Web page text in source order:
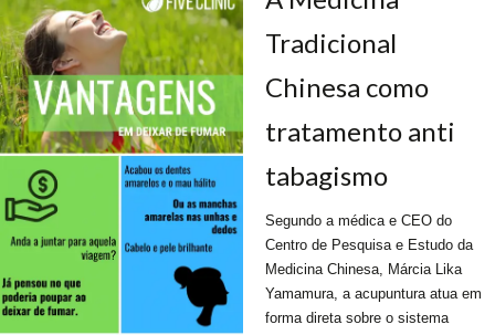
Tradicional
Chinesa como
tratamento anti
tabagismo
Segundo a médica e CEO do
Centro de Pesquisa e Estudo da
Medicina Chinesa, Márcia Lika
Yamamura, a acupuntura atua em
forma direta sobre o sistema